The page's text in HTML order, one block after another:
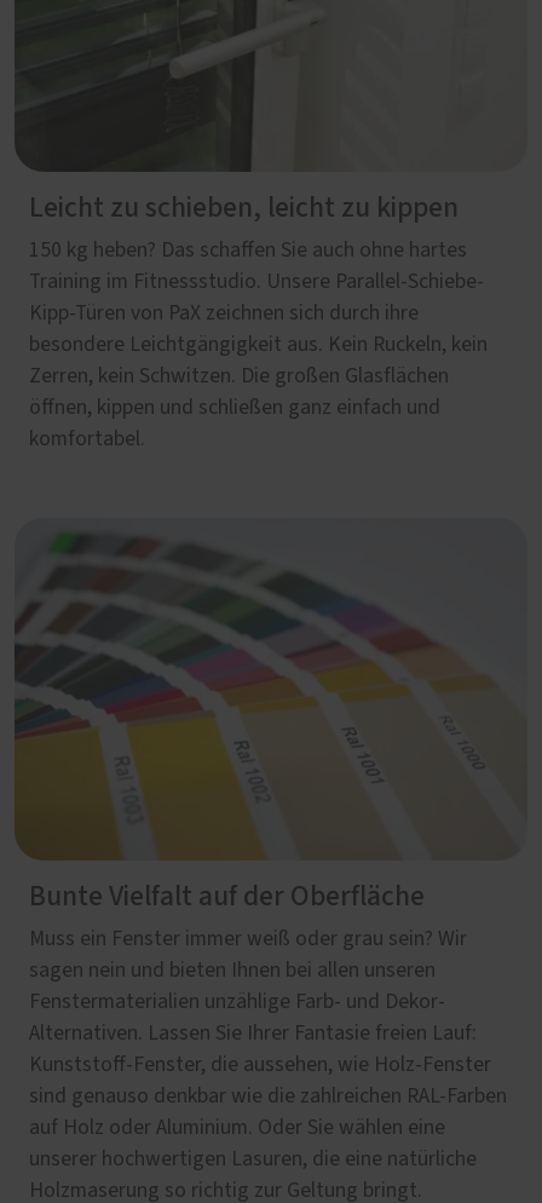
Leicht zu schieben, leicht zu kippen
150 kg heben? Das schaffen Sie auch ohne hartes
Training im Fitnessstudio. Unsere Parallel-Schiebe-
Kipp-Türen von PaX zeichnen sich durch ihre
besondere Leichtgängigkeit aus. Kein Ruckeln, kein
Zerren, kein Schwitzen. Die großen Glasflächen
öffnen, kippen und schließen ganz einfach und
komfortabel.
Bunte Vielfalt auf der Oberfläche
Muss ein Fenster immer weiß oder grau sein? Wir
sagen nein und bieten Ihnen bei allen unseren
Fenstermaterialien unzählige Farb- und Dekor-
Alternativen. Lassen Sie Ihrer Fantasie freien Lauf:
Kunststoff-Fenster, die aussehen, wie Holz-Fenster
sind genauso denkbar wie die zahlreichen RAL-Farben
auf Holz oder Aluminium. Oder Sie wählen eine
unserer hochwertigen Lasuren, die eine natürliche
Holzmaserung so richtig zur Geltung bringt.